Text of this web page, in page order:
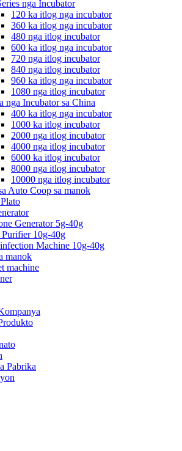
nga Incubator
120 ka itlog nga incubator
360 ka itlog nga incubator
480 nga itlog incubator
600 ka itlog nga incubator
720 nga itlog incubator
840 nga itlog incubator
960 ka itlog nga incubator
1080 nga itlog incubator
nga Incubator sa China
400 ka itlog nga incubator
1000 ka itlog incubator
2000 nga itlog incubator
4000 nga itlog incubator
6000 ka itlog incubator
8000 nga itlog incubator
10000 nga itlog incubator
Auto Coop sa manok
Generator 5g-40g
10g-40g
Machine 10g-40g
manok
machine
Pabrika